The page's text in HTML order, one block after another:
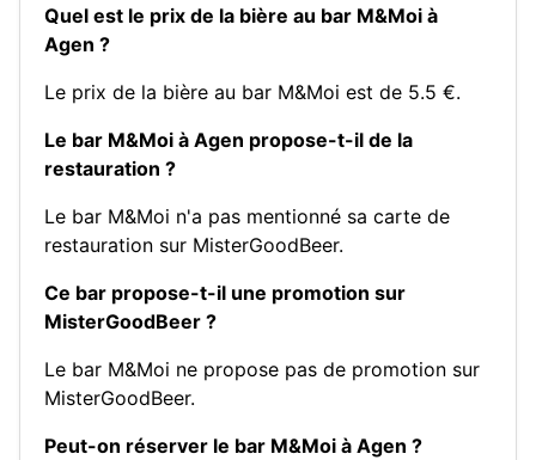
Quel est le prix de la bière au bar M&Moi à
Agen ?
Le prix de la bière au bar M&Moi est de 5.5 €.
Le bar M&Moi à Agen propose-t-il de la
restauration ?
Le bar M&Moi n'a pas mentionné sa carte de
restauration sur MisterGoodBeer.
Ce bar propose-t-il une promotion sur
MisterGoodBeer ?
Le bar M&Moi ne propose pas de promotion sur
MisterGoodBeer.
Peut-on réserver le bar M&Moi à Agen ?